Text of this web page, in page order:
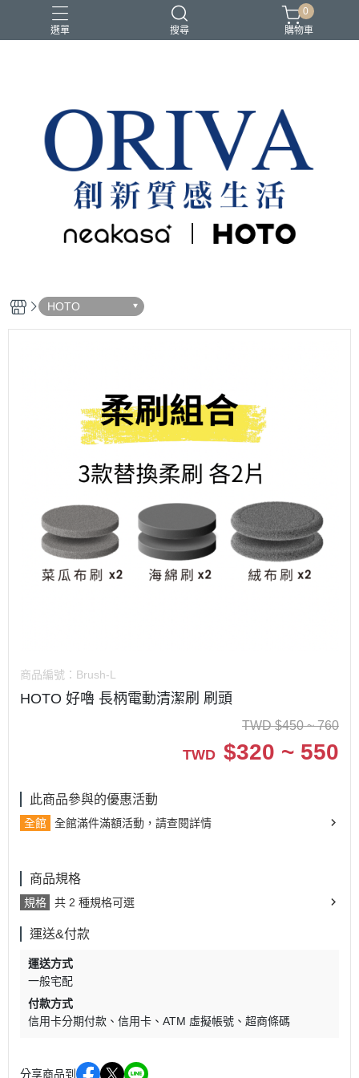
選單 搜尋
0
購物車
HOTO
商品編號： Brush-L
HOTO 好嚕 長柄電動清潔刷 刷頭
TWD $450 ~ 760
TWD $320 ~ 550
此商品參與的優惠活動
全館 全館滿件滿額活動，請查閱詳情
商品規格
規格 共 2 種規格可選
運送&付款
運送方式
一般宅配
付款方式
信用卡分期付款
信用卡 ATM 虛擬帳號 超商條碼
分享商品到